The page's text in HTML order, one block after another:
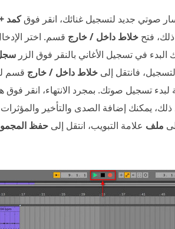
صوتي جديد لتسجيل غنائك، انقر فوقكمد
فتح خلاط داخل / خارج قسم. اختر
في تسجيل الأغاني بالنقر فوق الزر
فانتقل إلى خلاط داخل / خارج قسم
لبدء تسجيل صوتك. بمجرد الانتهاء، انقر
ذلك، يمكنك إضافة الصدى والتأخير
ملف علامة التبويب، انتقل إلى حفظ